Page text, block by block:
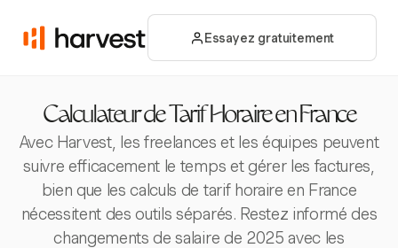
Essayez gratuitement
Calculateur de Tarif Horaire en France
Avec Harvest, les freelances et les équipes peuvent
suivre efficacement le temps et gérer les factures,
bien que les calculs de tarif horaire en France
nécessitent des outils séparés. Restez informé des
changements de salaire de 2025 avec les